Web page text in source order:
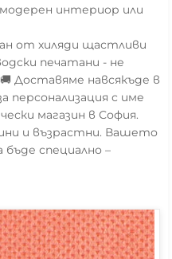
интериор или
от хиляди щастливи
печатани - не
Доставяме навсякъде в
с име
магазин в София.
и възрастни. Вашето
специално –